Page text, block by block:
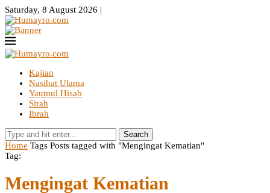
Saturday, 8 August 2026 |
Kajian
Nasihat Ulama
Yaumul Hisab
Sirah
Ibrah
Search
Home Tags Posts tagged with "Mengingat Kematian"
Tag:
Mengingat Kematian